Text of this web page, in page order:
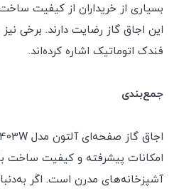
بسیاری از خریداران از کیفیت
این اجاق گاز رضایت دارند. برخی
فندک اتوماتیک اشاره کرده‌اند.
جمع‌بندی
امکانات پیشرفته و کیفیت ساخت
آشپزخانه‌های مدرن است. اگر